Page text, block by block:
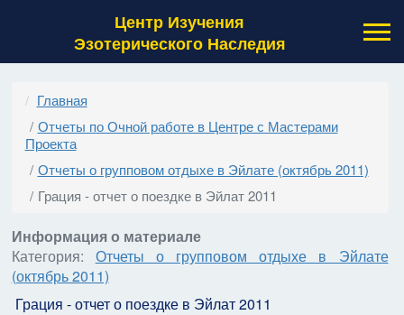
Центр Изучения
Эзотерического Наследия
Главная
Отчеты по Очной работе в Центре с Мастерами
Проекта
Отчеты о групповом отдыхе в Эйлате (октябрь 2011)
Грация - отчет о поездке в Эйлат 2011
Информация о материале
Категория: Отчеты о групповом отдыхе в Эйлате
(октябрь 2011)
Грация - отчет о поездке в Эйлат 2011